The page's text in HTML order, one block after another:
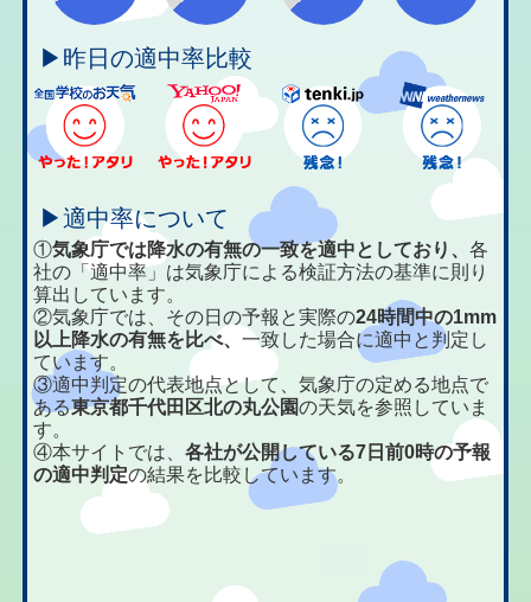
▶昨日の適中率比較
▶適中率について
①気象庁では降水の有無の一致を適中としており、各
社の「適中率」は気象庁による検証方法の基準に則り
算出しています。
②気象庁では、その日の予報と実際の24時間中の1mm
以上降水の有無を比べ、一致した場合に適中と判定し
ています。
③適中判定の代表地点として、気象庁の定める地点で
ある東京都千代田区北の丸公園の天気を参照していま
す。
④本サイトでは、各社が公開している7日前0時の予報
の適中判定の結果を比較しています。